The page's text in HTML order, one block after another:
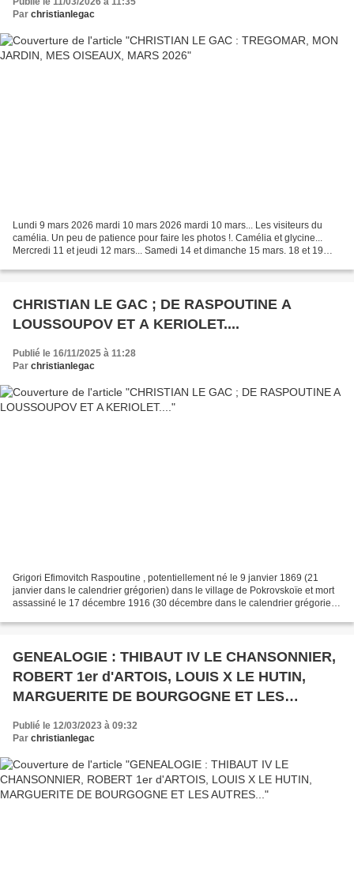
Par christianlegac
Lundi 9 mars 2026 mardi 10 mars 2026 mardi 10 mars... Les visiteurs du
camélia. Un peu de patience pour faire les photos !. Camélia et glycine...
Mercredi 11 et jeudi 12 mars... Samedi 14 et dimanche 15 mars. 18 et 19
CHRISTIAN LE GAC ; DE RASPOUTINE A
LOUSSOUPOV ET A KERIOLET....
Publié le 16/11/2025 à 11:28
Par christianlegac
Grigori Efimovitch Raspoutine , potentiellement né le 9 janvier 1869 (21
janvier dans le calendrier grégorien) dans le village de Pokrovskoïe et mort
assassiné le 17 décembre 1916 (30 décembre dans le calendrier grégorien)
GENEALOGIE : THIBAUT IV LE CHANSONNIER,
ROBERT 1er d'ARTOIS, LOUIS X LE HUTIN,
MARGUERITE DE BOURGOGNE ET LES
Publié le 12/03/2023 à 09:32
Par christianlegac